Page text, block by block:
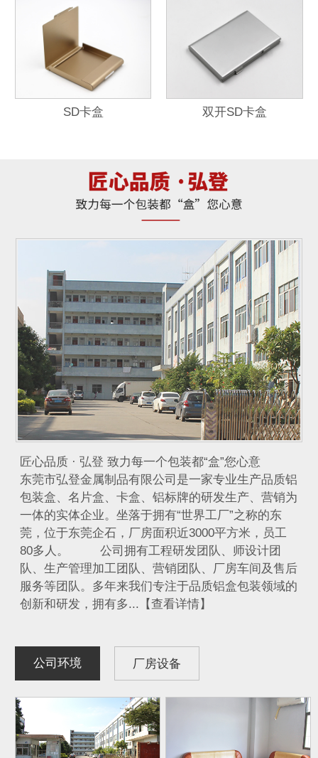
SD卡盒 双开SD卡盒
匠心品质 · 弘登 致力每一个包装都“盒”您心意
东莞市弘登金属制品有限公司是一家专业生产品质铝
包装盒、名片盒、卡盒、铝标牌的研发生产、营销为
一体的实体企业。坐落于拥有“世界工厂”之称的东
莞，位于东莞企石，厂房面积近3000平方米，员工
80多人。 公司拥有工程研发团队、师设计团
队、生产管理加工团队、营销团队、厂房车间及售后
服务等团队。多年来我们专注于品质铝盒包装领域的
创新和研发，拥有多...【查看详情】
公司环境 厂房设备